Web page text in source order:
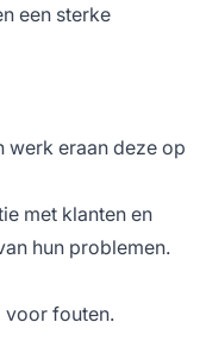
een sterke
werk eraan deze op
met klanten en
hun problemen.
voor fouten.